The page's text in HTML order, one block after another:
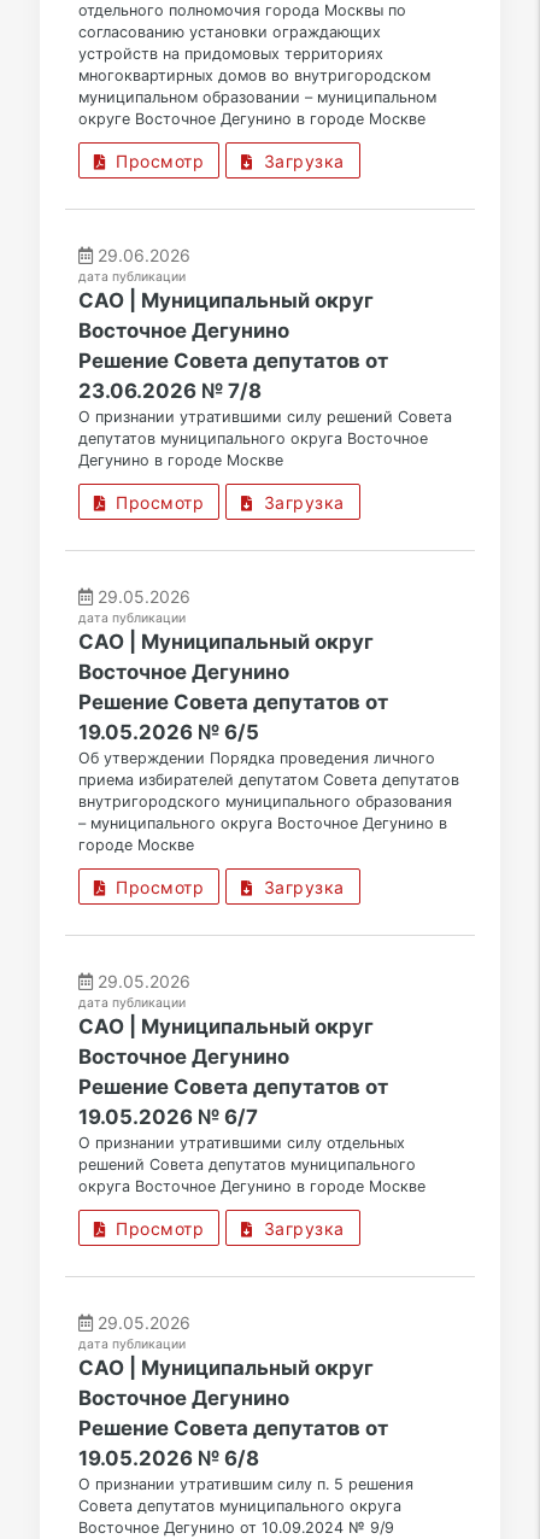
отдельного полномочия города Москвы по
согласованию установки ограждающих
устройств на придомовых территориях
многоквартирных домов во внутригородском
муниципальном образовании – муниципальном
округе Восточное Дегунино в городе Москве
Просмотр Загрузка
29.06.2026
дата публикации
САО | Муниципальный округ
Восточное Дегунино
Решение Совета депутатов от
23.06.2026 № 7/8
О признании утратившими силу решений Совета
депутатов муниципального округа Восточное
Дегунино в городе Москве
Просмотр Загрузка
29.05.2026
дата публикации
САО | Муниципальный округ
Восточное Дегунино
Решение Совета депутатов от
19.05.2026 № 6/5
Об утверждении Порядка проведения личного
приема избирателей депутатом Совета депутатов
внутригородского муниципального образования
– муниципального округа Восточное Дегунино в
городе Москве
Просмотр Загрузка
29.05.2026
дата публикации
САО | Муниципальный округ
Восточное Дегунино
Решение Совета депутатов от
19.05.2026 № 6/7
О признании утратившими силу отдельных
решений Совета депутатов муниципального
округа Восточное Дегунино в городе Москве
Просмотр Загрузка
29.05.2026
дата публикации
САО | Муниципальный округ
Восточное Дегунино
Решение Совета депутатов от
19.05.2026 № 6/8
О признании утратившим силу п. 5 решения
Совета депутатов муниципального округа
Восточное Дегунино от 10.09.2024 № 9/9